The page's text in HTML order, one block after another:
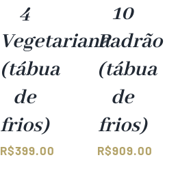
4
Vegetariana
(tábua
de
frios)
R$399.00
10
Padrão
(tábua
de
frios)
R$909.00